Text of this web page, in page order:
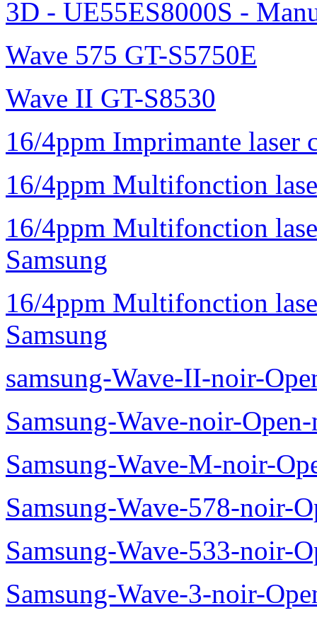
Série 3 300E7A -
T23A550 T23A550
UE40D6500ZF
UE55ES8000/ZF, Slim
3D - UE55ES8000S -
Wave 575 GT-S5750E
Wave II GT-S8530
16/4ppm Imprimante laser
16/4ppm Multifonction
16/4ppm Multifonction
Samsung
16/4ppm Multifonction
Samsung
samsung-Wave-II-noir-
Samsung-Wave-noir-